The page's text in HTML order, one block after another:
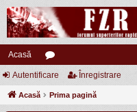
Acasă
or
u
Autentificare Înregistrare
Acasă Prima pagină